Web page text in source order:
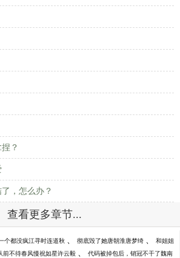
？
，怎么办？
查看更多章节...
个都没疯江寻时连道秋 、 彻底毁了她唐朝淮唐梦绮 、 和姐姐
前不待春风慢祝如星许云毅 、 代码被掉包后，销冠不干了魏南